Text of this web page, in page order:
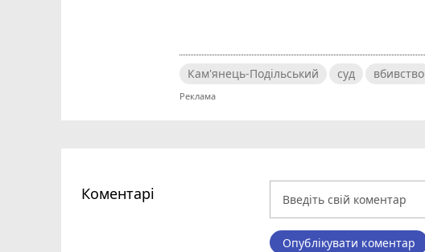
Кам'янець-Подільський суд вбивство
Коментарі
Опублікувати коментар